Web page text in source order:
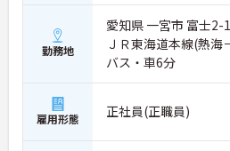
勤務地
愛知県 一宮市 富士2-
ＪＲ東海道本線(熱海
バス・車6分
雇用形態 正社員(正職員)